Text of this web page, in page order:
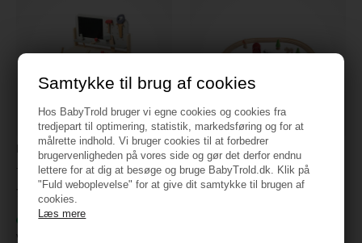
Samtykke til brug af cookies
Hos BabyTrold bruger vi egne cookies og cookies fra
tredjepart til optimering, statistik, markedsføring og for at
målrette indhold. Vi bruger cookies til at forbedrer
brugervenligheden på vores side og gør det derfor endnu
lettere for at dig at besøge og bruge BabyTrold.dk. Klik på
"Fuld weboplevelse" for at give dit samtykke til brugen af
cookies.
Læs mere
EverEarth Stor værktøjsbænk
- Pastel
799 kr.
Få på lager
Varenr.:
EverEarth Togbane med dyr